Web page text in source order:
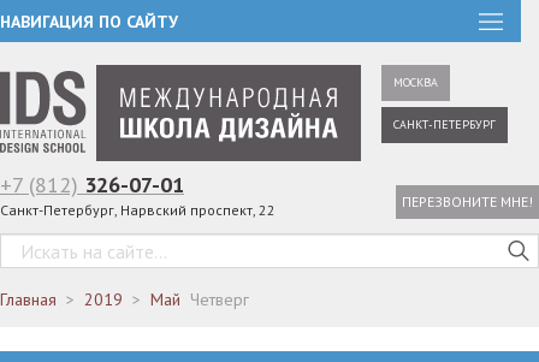
НАВИГАЦИЯ ПО САЙТУ
МОСКВА
САНКТ-ПЕТЕРБУРГ
+7 (812) 326-07-01
Санкт-Петербург, Нарвский проспект, 22 ПЕРЕЗВОНИТЕ МНЕ!
Главная 2019 Май Четверг